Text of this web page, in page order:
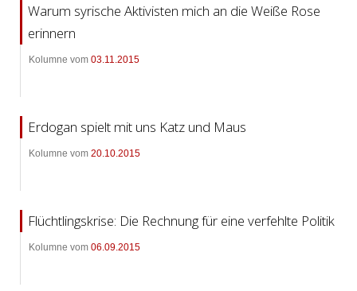
Warum syrische Aktivisten mich an die Weiße Rose
erinnern
Kolumne vom 03.11.2015
Erdogan spielt mit uns Katz und Maus
Kolumne vom 20.10.2015
Flüchtlingskrise: Die Rechnung für eine verfehlte Politik
Kolumne vom 06.09.2015